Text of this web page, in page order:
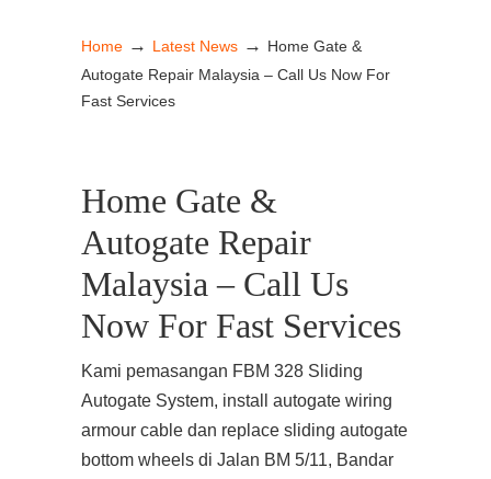
Home → Latest News → Home Gate &
Autogate Repair Malaysia – Call Us Now For
Fast Services
Home Gate &
Autogate Repair
Malaysia – Call Us
Now For Fast Services
Kami pemasangan FBM 328 Sliding
Autogate System, install autogate wiring
armour cable dan replace sliding autogate
bottom wheels di Jalan BM 5/11, Bandar